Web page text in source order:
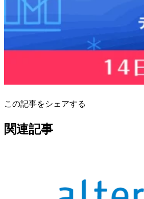
この記事をシェアする
関連記事